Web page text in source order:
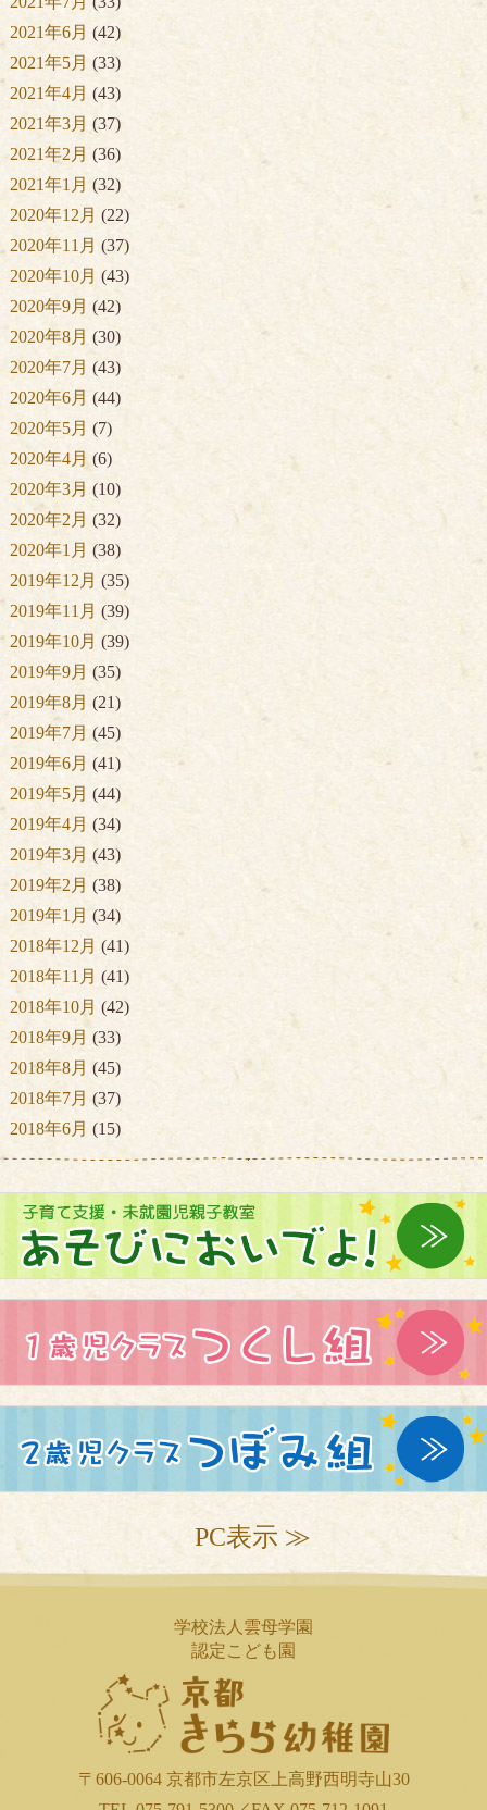
2021年6月 (42)
2021年5月 (33)
2021年4月 (43)
2021年3月 (37)
2021年2月 (36)
2021年1月 (32)
2020年12月 (22)
2020年11月 (37)
2020年10月 (43)
2020年9月 (42)
2020年8月 (30)
2020年7月 (43)
2020年6月 (44)
2020年5月 (7)
2020年4月(6)
2020年3月 (10)
2020年2月 (32)
2020年1月 (38)
2019年12月 (35)
2019年11月 (39)
2019年10月 (39)
2019年9月 (35)
2019年8月 (21)
2019年7月 (45)
2019年6月 (41)
2019年5月 (44)
2019年4月 (34)
2019年3月 (43)
2019年2月 (38)
2019年1月 (34)
2018年12月 (41)
2018年11月 (41)
2018年10月 (42)
2018年9月 (33)
2018年8月 (45)
2018年7月 (37)
2018年6月 (15)
PC表示 ≫
学校法人雲母学園
認定こども園
〒606-0064 京都市左京区上高野西明寺山30